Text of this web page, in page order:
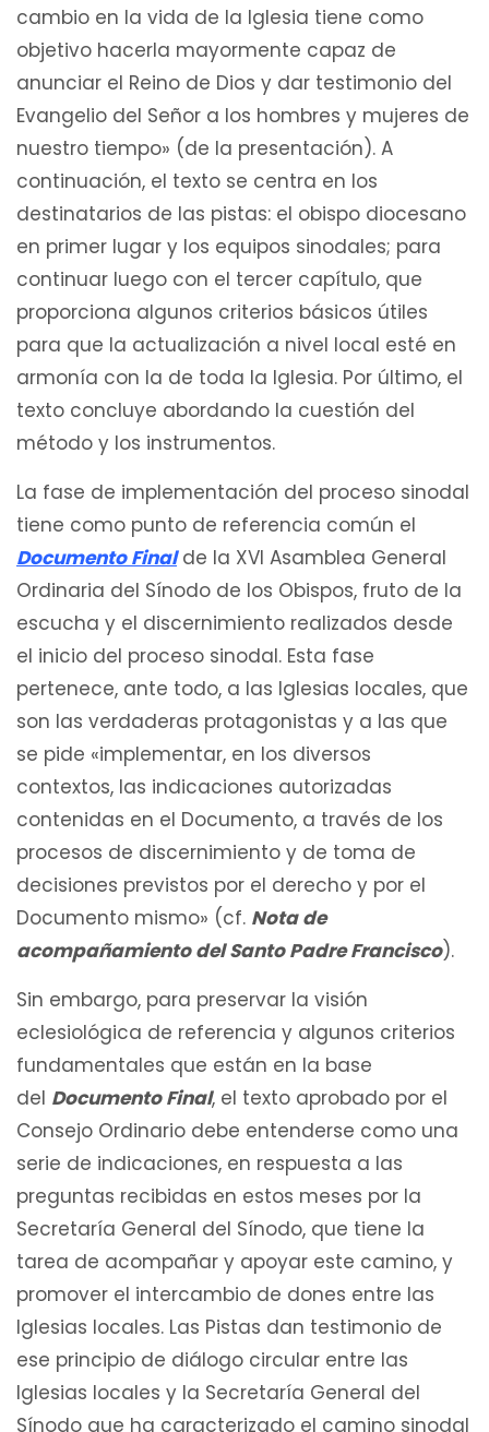
cambio en la vida de la Iglesia tiene como
objetivo hacerla mayormente capaz de
anunciar el Reino de Dios y dar testimonio del
Evangelio del Señor a los hombres y mujeres de
nuestro tiempo» (de la presentación). A
continuación, el texto se centra en los
destinatarios de las pistas: el obispo diocesano
en primer lugar y los equipos sinodales; para
continuar luego con el tercer capítulo, que
proporciona algunos criterios básicos útiles
para que la actualización a nivel local esté en
armonía con la de toda la Iglesia. Por último, el
texto concluye abordando la cuestión del
método y los instrumentos.
La fase de implementación del proceso sinodal
tiene como punto de referencia común el
Documento Finalde la XVI Asamblea General
Ordinaria del Sínodo de los Obispos, fruto de la
escucha y el discernimiento realizados desde
el inicio del proceso sinodal. Esta fase
pertenece, ante todo, a las Iglesias locales, que
son las verdaderas protagonistas y a las que
se pide «implementar, en los diversos
contextos, las indicaciones autorizadas
contenidas en el Documento, a través de los
procesos de discernimiento y de toma de
decisiones previstos por el derecho y por el
Documento mismo» (cf. Nota de
acompañamiento del Santo Padre Francisco).
Sin embargo, para preservar la visión
eclesiológica de referencia y algunos criterios
fundamentales que están en la base
del Documento Final, el texto aprobado por el
Consejo Ordinario debe entenderse como una
serie de indicaciones, en respuesta a las
preguntas recibidas en estos meses por la
Secretaría General del Sínodo, que tiene la
tarea de acompañar y apoyar este camino, y
promover el intercambio de dones entre las
Iglesias locales. Las Pistas dan testimonio de
ese principio de diálogo circular entre las
Iglesias locales y la Secretaría General del
Sínodo que ha caracterizado el camino sinodal